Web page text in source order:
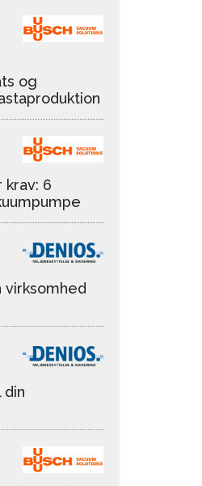
og
6
virksomhed